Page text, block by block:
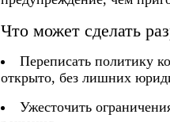
Что может сделать
Переписать политику
открыто, без лишних
Ужесточить